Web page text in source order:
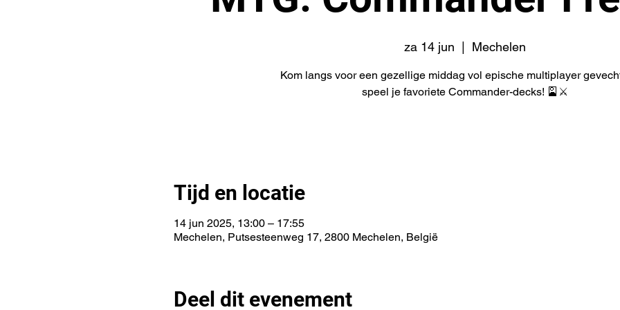
za 14 jun
  |
Mechelen
Kom langs voor een gezellige middag vol epische multiplayer
speel je favoriete Commander-decks! 🎴⚔️
Tijd en locatie
14 jun 2025, 13:00 – 17:55
Mechelen, Putsesteenweg 17, 2800 Mechelen, België
Deel dit evenement